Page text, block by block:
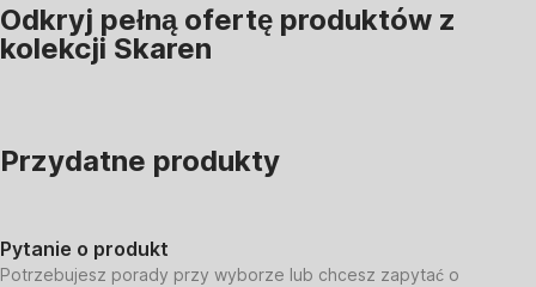
Odkryj pełną ofertę produktów z
kolekcji Skaren
Przydatne produkty
Pytanie o produkt
Potrzebujesz porady przy wyborze lub chcesz zapytać o